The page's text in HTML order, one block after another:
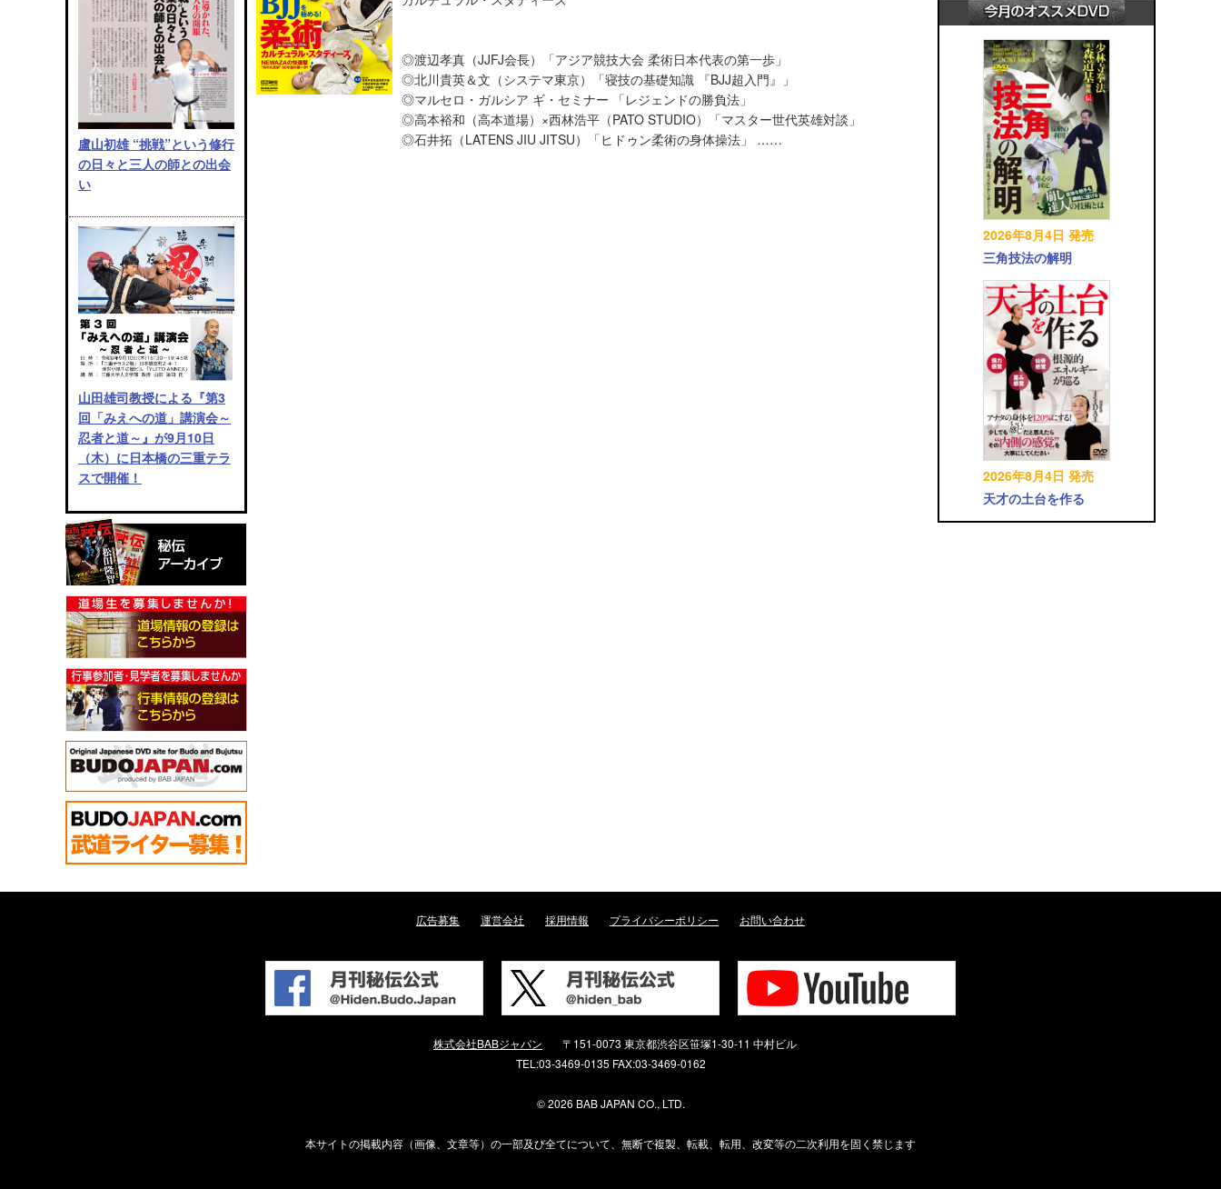
盧山初雄 “挑戦”という修行
の日々と三人の師との出会
い
山田雄司教授による『第3
回「みえへの道」講演会～
忍者と道～』が9月10日
（木）に日本橋の三重テラ
スで開催！
◎渡辺孝真（JJFJ会長）「アジア競技大会 柔術日本代表の第一歩」
◎北川貴英＆文（システマ東京）「寝技の基礎知識 『BJJ超入門』」
◎マルセロ・ガルシア ギ・セミナー 「レジェンドの勝負法」
◎高本裕和（高本道場）×西林浩平（PATO STUDIO）「マスター世代英雄対談」
◎石井拓（LATENS JIU JITSU）「ヒドゥン柔術の身体操法」 ……
2026年8月4日 発売
三角技法の解明
2026年8月4日 発売
天才の土台を作る
広告募集 運営会社 採用情報 プライバシーポリシー お問い合わせ
株式会社BABジャパン
〒151-0073 東京都渋谷区笹塚1-30-11 中村ビル
TEL:03-3469-0135 FAX:03-3469-0162
©2026 BAB JAPAN CO., LTD.
本サイトの掲載内容（画像、文章等）の一部及び全てについて、無断で複製、転載、転用、改変等の二次利用を固く禁じます